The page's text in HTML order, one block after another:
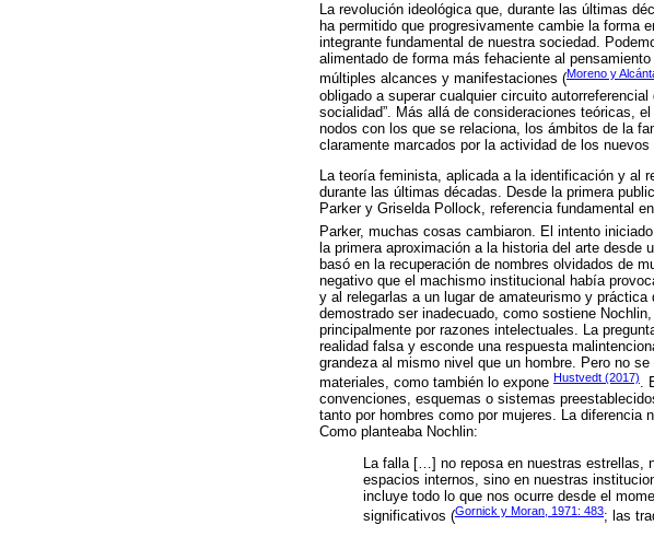
La revolución ideológica que, durante las últimas
ha permitido que progresivamente cambie la forma
integrante fundamental de nuestra sociedad.
alimentado de forma más fehaciente al
múltiples alcances y manifestaciones (Moreno y
obligado a superar cualquier circuito
socialidad”. Más allá de consideraciones teóricas,
nodos con los que se relaciona, los ámbitos de la
claramente marcados por la actividad de los nuevos
La teoría feminista, aplicada a la identificación y al
durante las últimas décadas. Desde la primera
Parker y Griselda Pollock, referencia fundamental
Parker, muchas cosas cambiaron. El intento
la primera aproximación a la historia del arte
basó en la recuperación de nombres olvidados de
negativo que el machismo institucional había
y al relegarlas a un lugar de amateurismo y
demostrado ser inadecuado, como sostiene
principalmente por razones intelectuales. La
realidad falsa y esconde una respuesta
grandeza al mismo nivel que un hombre. Pero no
materiales, como también lo expone Hustvedt (2017).
convenciones, esquemas o sistemas
tanto por hombres como por mujeres. La diferencia
Como planteaba Nochlin:
La falla […] no reposa en nuestras estrellas,
espacios internos, sino en nuestras
incluye todo lo que nos ocurre desde el
significativos (Gornick y Moran, 1971: 483; las